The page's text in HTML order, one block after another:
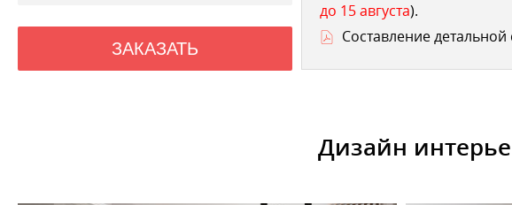
ЗАКАЗАТЬ
до 15 августа).
Составление
Дизайн